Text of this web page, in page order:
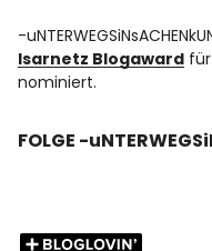
-
Isarnetz Blogaward
nominiert.
FOLGE -